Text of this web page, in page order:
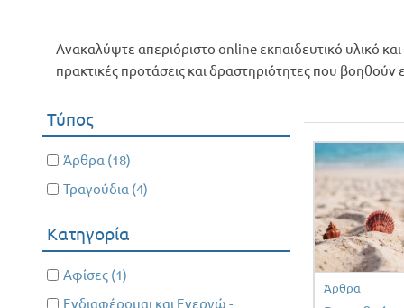
Ανακαλύψτε απεριόριστο online εκπαιδευτικό υλικό
πρακτικές προτάσεις και δραστηριότητες που βοηθούν
Τύπος
Apply Άρθρα filter
Άρθρα (18)
Άρθρα
Apply Τραγούδια filter
Τραγούδια (4)
Κατηγορία
Apply Αφίσες filter
Αφίσες (1)
Apply Ενδιαφέρομαι και Ενεργώ - Κοινωνική
Ενδιαφέρομαι και Ενεργώ -
Άρθρα